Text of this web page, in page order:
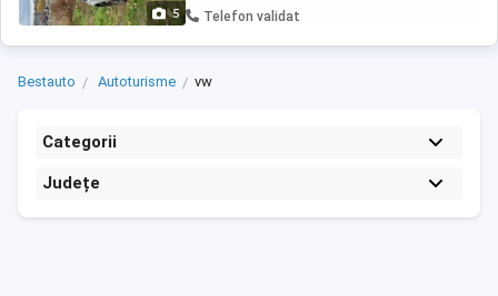
5 Telefon validat
Bestauto Autoturisme vw
Categorii
Județe